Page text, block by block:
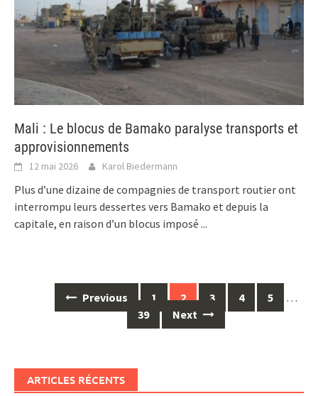
Mali : Le blocus de Bamako paralyse transports et
approvisionnements
12 mai 2026 Karol Biedermann
Plus d’une dizaine de compagnies de transport routier ont
interrompu leurs dessertes vers Bamako et depuis la
capitale, en raison d’un blocus imposé ...
navigation
Previous 1 2 3 4 5
…
39
Next
ARTICLES RÉCENTS